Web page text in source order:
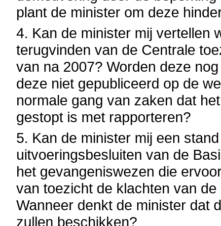
plant de minister om deze
4. Kan de minister mij vertellen
terugvinden van de Centrale
van na 2007? Worden deze
deze niet gepubliceerd op de
normale gang van zaken dat
gestopt is met rapporteren?
5. Kan de minister mij een
uitvoeringsbesluiten van de
het gevangeniswezen die
van toezicht de klachten van
Wanneer denkt de minister dat
zullen beschikken?